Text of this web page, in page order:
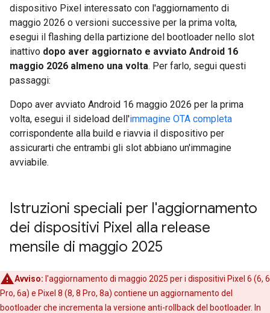
dispositivo Pixel interessato con l'aggiornamento di
maggio 2026 o versioni successive per la prima volta,
esegui il flashing della partizione del bootloader nello slot
inattivo dopo aver aggiornato e avviato Android 16
maggio 2026 almeno una volta. Per farlo, segui questi
passaggi:
Dopo aver avviato Android 16 maggio 2026 per la prima
volta, esegui il sideload dell'immagine OTA completa
corrispondente alla build e riavvia il dispositivo per
assicurarti che entrambi gli slot abbiano un'immagine
avviabile.
Istruzioni speciali per l'aggiornamento
dei dispositivi Pixel alla release
mensile di maggio 2025
Avviso: l'aggiornamento di maggio 2025 per i dispositivi Pixel 6 (6, 6
Pro, 6a) e Pixel 8 (8, 8 Pro, 8a) contiene un aggiornamento del
bootloader che incrementa la versione anti-rollback del bootloader. In